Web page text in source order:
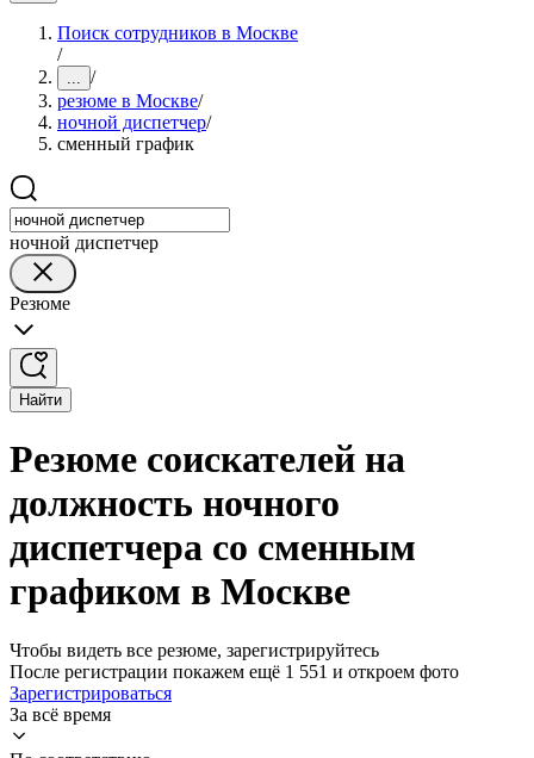
Поиск сотрудников в Москве
/
... /
резюме в Москве/
ночной диспетчер/
сменный график
ночной диспетчер
Резюме
Найти
Резюме соискателей на
должность ночного
диспетчера со сменным
графиком в Москве
Чтобы видеть все резюме, зарегистрируйтесь
После регистрации покажем ещё 1 551 и откроем фото
Зарегистрироваться
За всё время